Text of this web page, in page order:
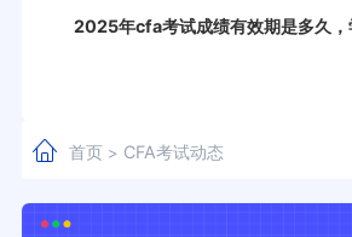
2025年cfa考试成绩有效期是多久，
首页> CFA考试动态